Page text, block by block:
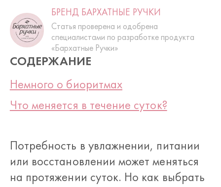
БРЕНД БАРХАТНЫЕ РУЧКИ
Статья проверена и одобрена
специалистами по разработке продукта
«Бархатные Ручки»
СОДЕРЖАНИЕ
Немного о биоритмах
Что меняется в течение суток?
Потребность в увлажнении, питании
или восстановлении может меняться
на протяжении суток. Но как выбрать